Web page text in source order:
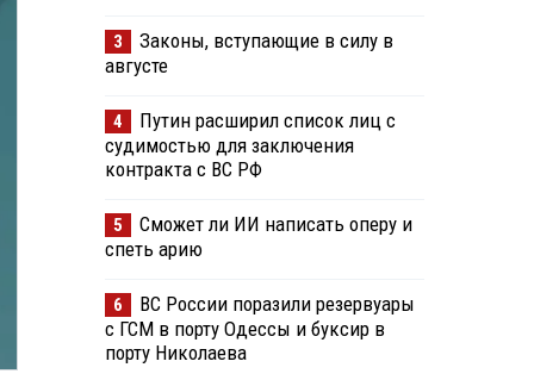
3
Законы, вступающие в силу в
августе
4
Путин расширил список лиц с
судимостью для заключения
контракта с ВС РФ
5
Сможет ли ИИ написать оперу и
спеть арию
6
ВС России поразили резервуары
с ГСМ в порту Одессы и буксир в
порту Николаева